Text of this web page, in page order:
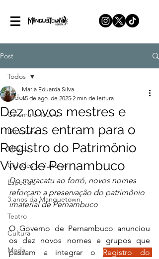
Post
Todos
Cinema e Teatro
Literatura
Música
Cidades e Culturas
Especiais
3 anos da Manguetown
Teatro
Cultura
Moda
Todos
Dez novos mestres e
mestras entram para o
Registro do Patrimônio
Vivo de Pernambuco
Maria Eduarda Silva
15 de ago. de 2025 2 min de leitura
Do maracatu ao forró, novos nomes
reforçam a preservação do patrimônio
imaterial de Pernambuco
O Governo de Pernambuco anunciou
os dez novos nomes e grupos que
passam a integrar o Registro do